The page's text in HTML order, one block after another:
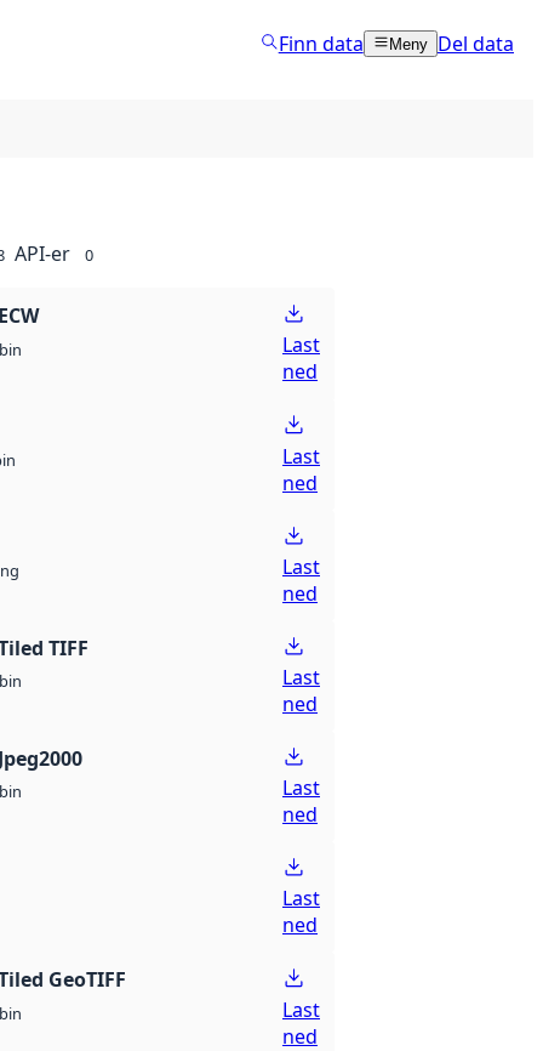
Finn data Meny Del data
API-er 0
bin
Last
ned
Last
ned
Last
ned
TIFF
bin
Last
ned
bin
Last
ned
Last
ned
GeoTIFF
bin
Last
ned